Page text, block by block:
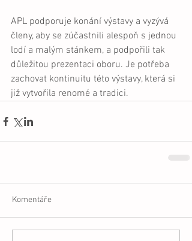
APL podporuje konání výstavy a vyzývá
členy, aby se zúčastnili alespoň s jednou
lodí a malým stánkem, a podpořili tak
důležitou prezentaci oboru. Je potřeba
zachovat kontinuitu této výstavy, která si
již vytvořila renomé a tradici.
Komentáře